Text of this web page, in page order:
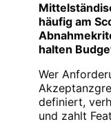
häufig am
halten
Wer
definiert,
und zahlt